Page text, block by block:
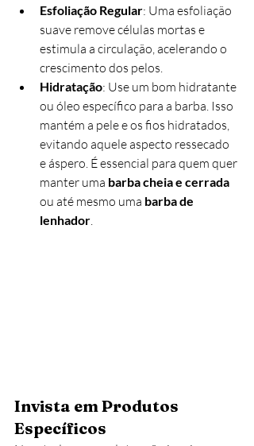
Esfoliação Regular: Uma esfoliação
suave remove células mortas e
estimula a circulação, acelerando o
crescimento dos pelos.
Hidratação: Use um bom hidratante
ou óleo específico para a barba. Isso
mantém a pele e os fios hidratados,
evitando aquele aspecto ressecado
e áspero. É essencial para quem quer
manter uma barba cheia e cerrada
ou até mesmo uma barba de
lenhador
Invista em Produtos
Específicos